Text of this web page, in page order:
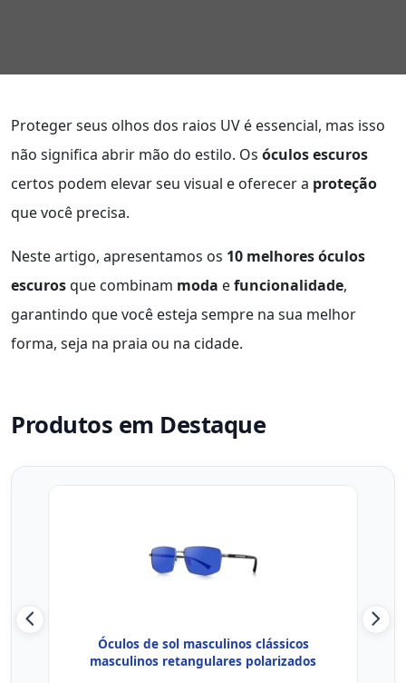
Proteger seus olhos dos raios UV é essencial, mas isso
não significa abrir mão do estilo. Os óculos escuros
certos podem elevar seu visual e oferecer a proteção
que você precisa.
Neste artigo, apresentamos os 10 melhores óculos
escurosque combinam moda efuncionalidade,
garantindo que você esteja sempre na sua melhor
forma, seja na praia ou na cidade.
Produtos em Destaque
Óculos de sol masculinos clássicos
masculinos retangulares polarizados